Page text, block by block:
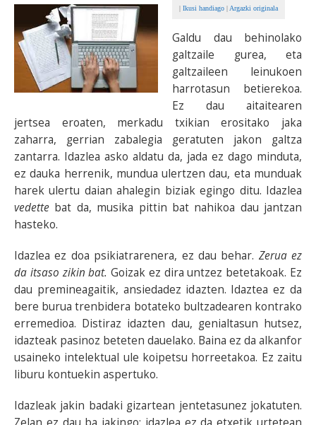
BEREZIAK
ARGAZKIAK
... AUKERA GEHIAGO
| Ikusi handiago | Argazki originala
Galdu dau behinolako
galtzaile gurea, eta
galtzaileen leinukoen
harrotasun betierekoa.
Ez dau aitaitearen
jertsea eroaten, merkadu txikian erositako jaka
zaharra, gerrian zabalegia geratuten jakon galtza
zantarra. Idazlea asko aldatu da, jada ez dago minduta,
ez dauka herrenik, mundua ulertzen dau, eta munduak
harek ulertu daian ahalegin biziak egingo ditu. Idazlea
vedette bat da, musika pittin bat nahikoa dau jantzan
hasteko.
Idazlea ez doa psikiatrarenera, ez dau behar. Zerua ez
da itsaso zikin bat. Goizak ez dira untzez betetakoak. Ez
dau premineagaitik, ansiedadez idazten. Idaztea ez da
bere burua trenbidera botateko bultzadearen kontrako
erremedioa. Distiraz idazten dau, genialtasun hutsez,
idazteak pasinoz beteten dauelako. Baina ez da alkanfor
usaineko intelektual ule koipetsu horreetakoa. Ez zaitu
liburu kontuekin aspertuko.
Idazleak jakin badaki gizartean jentetasunez jokatuten.